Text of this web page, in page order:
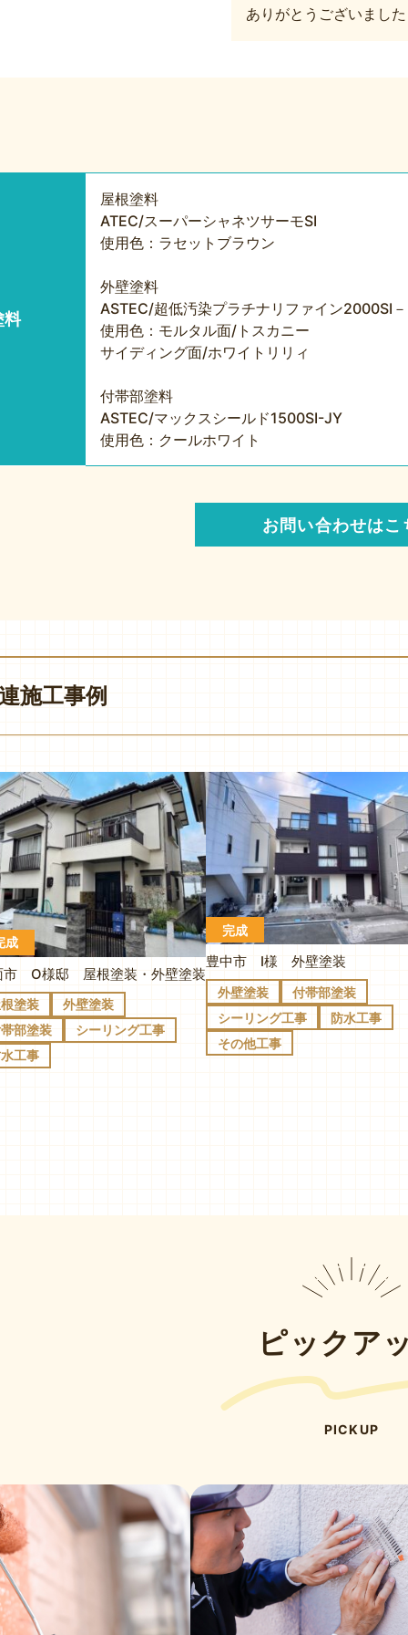
ありがとうございまし
料
屋根塗料
ATEC/スーパーシャネツサーモSI
使用色：ラセットブラウン
外壁塗料
ASTEC/超低汚染プラチナリファイン2000SI
使用色：モルタル面/トスカニー
サイディング面/ホワイトリリィ
付帯部塗料
ASTEC/マックスシールド1500SI-JY
使用色：クールホワイト
お問い合わせはこ
施工事例
成
市 O様邸 屋根塗装・外壁塗装
塗装
外壁塗装
部塗装
シーリング工事
工事
完成
豊中市 I様 外壁塗装
外壁塗装
付帯部塗装
シーリング工事
防水工事
その他工事
ピックア
PICKUP